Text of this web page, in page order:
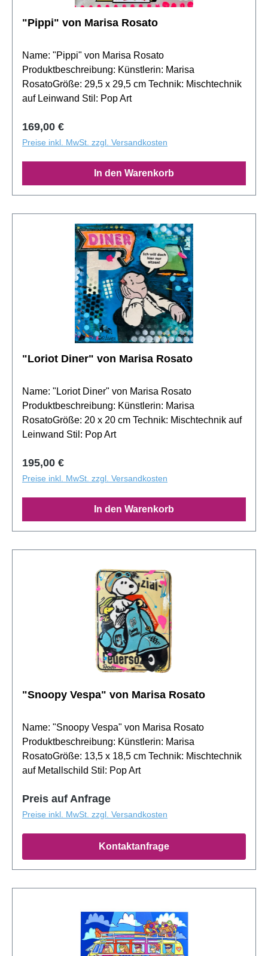
"Pippi" von Marisa Rosato
Name: "Pippi" von Marisa Rosato
Produktbeschreibung: Künstlerin: Marisa
RosatoGröße: 29,5 x 29,5 cm Technik: Mischtechnik
auf Leinwand Stil: Pop Art
Regulärer Preis:
169,00 €
Preise inkl. MwSt. zzgl. Versandkosten
In den Warenkorb
"Loriot Diner" von Marisa Rosato
Name: "Loriot Diner" von Marisa Rosato
Produktbeschreibung: Künstlerin: Marisa
RosatoGröße: 20 x 20 cm Technik: Mischtechnik auf
Leinwand Stil: Pop Art
Regulärer Preis:
195,00 €
Preise inkl. MwSt. zzgl. Versandkosten
In den Warenkorb
"Snoopy Vespa" von Marisa Rosato
Name: "Snoopy Vespa" von Marisa Rosato
Produktbeschreibung: Künstlerin: Marisa
RosatoGröße: 13,5 x 18,5 cm Technik: Mischtechnik
auf Metallschild Stil: Pop Art
Preis auf Anfrage
Preise inkl. MwSt. zzgl. Versandkosten
Kontaktanfrage